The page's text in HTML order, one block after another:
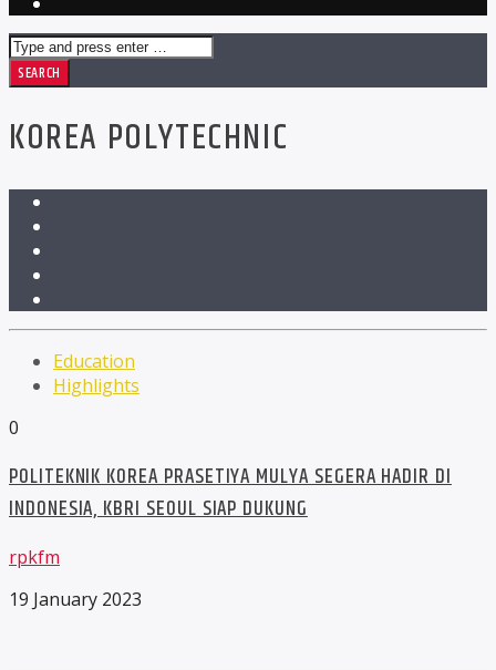
KOREA POLYTECHNIC
Education
Highlights
0
POLITEKNIK KOREA PRASETIYA MULYA SEGERA HADIR DI
INDONESIA, KBRI SEOUL SIAP DUKUNG
rpkfm
19 January 2023